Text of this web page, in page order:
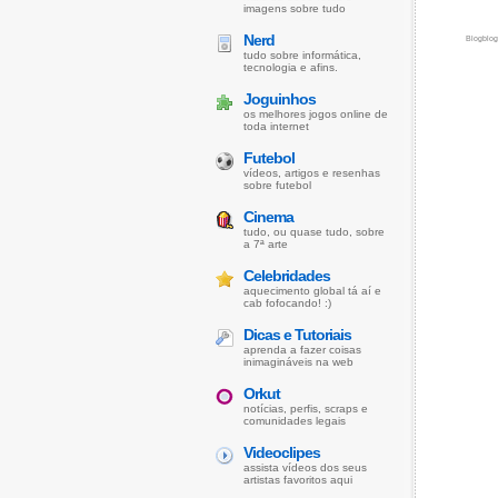
imagens sobre tudo
Nerd
tudo sobre informática,
tecnologia e afins.
Joguinhos
os melhores jogos online de
toda internet
Futebol
vídeos, artigos e resenhas
sobre futebol
Cinema
tudo, ou quase tudo, sobre
a 7ª arte
Celebridades
aquecimento global tá aí e
cab fofocando! :)
Dicas e Tutoriais
aprenda a fazer coisas
inimagináveis na web
Orkut
notícias, perfis, scraps e
comunidades legais
Videoclipes
assista vídeos dos seus
artistas favoritos aqui